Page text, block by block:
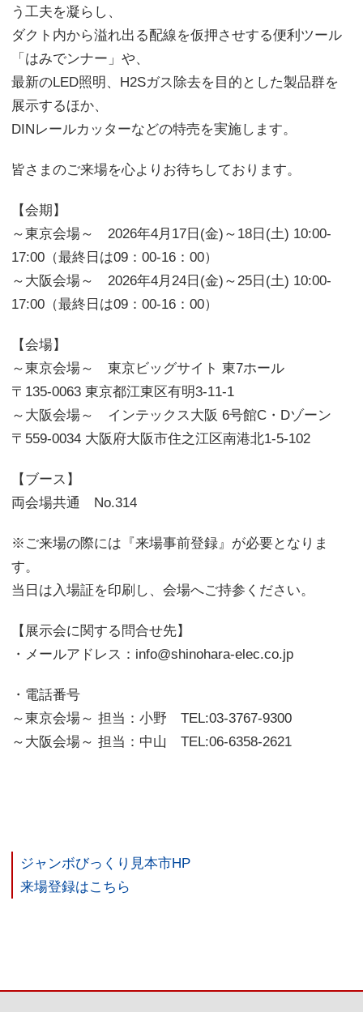
う工夫を凝らし、
ダクト内から溢れ出る配線を仮押させする便利ツール
「はみでンナー」や、
最新のLED照明、H2Sガス除去を目的とした製品群を
展示するほか、
DINレールカッターなどの特売を実施します。
皆さまのご来場を心よりお待ちしております。
【会期】
～東京会場～ 2026年4月17日(金)～18日(土) 10:00-
17:00（最終日は09：00-16：00）
～大阪会場～ 2026年4月24日(金)～25日(土) 10:00-
17:00（最終日は09：00-16：00）
【会場】
～東京会場～ 東京ビッグサイト 東7ホール
〒135-0063 東京都江東区有明3-11-1
～大阪会場～ インテックス大阪 6号館C・Dゾーン
〒559-0034 大阪府大阪市住之江区南港北1-5-102
【ブース】
両会場共通 No.314
※ご来場の際には『来場事前登録』が必要となりま
す。
当日は入場証を印刷し、会場へご持参ください。
【展示会に関する問合せ先】
・メールアドレス：info@shinohara-elec.co.jp
・電話番号
～東京会場～ 担当：小野 TEL:03-3767-9300
～大阪会場～ 担当：中山 TEL:06-6358-2621
ジャンボびっくり見本市HP
来場登録はこちら